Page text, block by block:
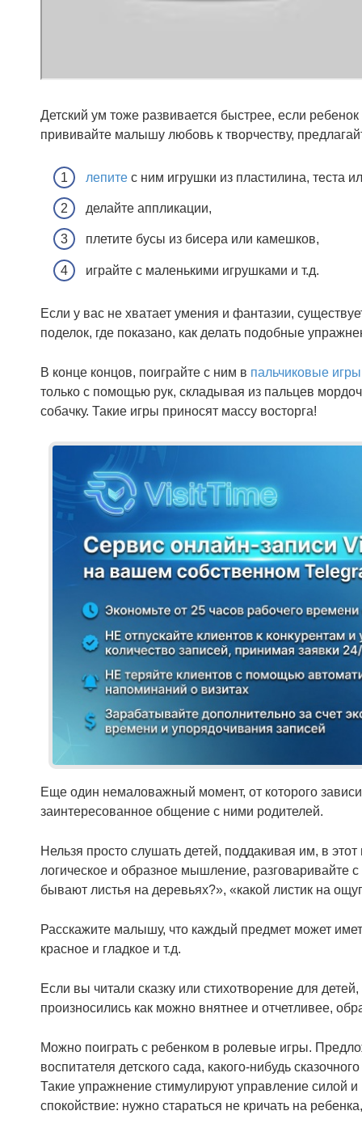
Детский ум тоже развивается быстрее, если
прививайте малышу любовь к творчеству,
лепите с ним игрушки из пластилина, теста
делайте аппликации,
плетите бусы из бисера или камешков,
играйте с маленькими игрушками и т.д.
Если у вас не хватает умения и фантазии,
поделок, где показано, как делать подобные
В конце концов, поиграйте с ним в пальчиковые игры
только с помощью рук, складывая из пальцев
собачку. Такие игры приносят массу восторга!
Еще один немаловажный момент, от которого
заинтересованное общение с ними родителей.
Нельзя просто слушать детей, поддакивая им, в
логическое и образное мышление, разговаривайте
бывают листья на деревьях?», «какой листик на
Расскажите малышу, что каждый предмет может
красное и гладкое и т.д.
Если вы читали сказку или стихотворение для
произносились как можно внятнее и отчетливее,
Можно поиграть с ребенком в ролевые игры.
воспитателя детского сада, какого-нибудь
Такие упражнение стимулируют управление силой и
спокойствие: нужно стараться не кричать на